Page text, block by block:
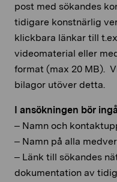
post med sökandes
tidigare konstnärlig
klickbara länkar till
videomaterial eller
format (max 20 MB).
bilagor utöver detta.
I ansökningen bör
– Namn och
– Namn på alla
– Länk till sökandes
dokumentation av